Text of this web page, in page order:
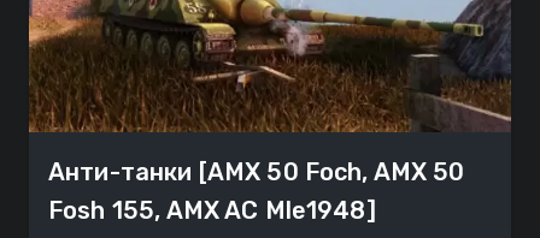
Анти-танки [AMX 50 Foch, AMX 50
Fosh 155, AMX AC Mle1948]